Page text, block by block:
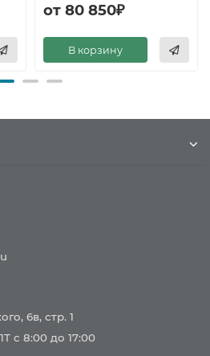
от 80 850₽
В корзину
6в, стр. 1
с 8:00 до 17:00